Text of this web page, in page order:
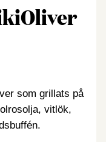
som grillats på
vitlök,